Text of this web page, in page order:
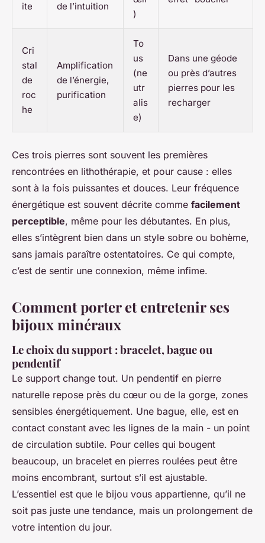
ite
de l’intuition
)
Cri
stal
de
roc
he
Amplification
de l’énergie,
purification
To
us
(ne
utr
alis
e)
Dans une géode
ou près d’autres
pierres pour les
recharger
Ces trois pierres sont souvent les premières
rencontrées en lithothérapie, et pour cause : elles
sont à la fois puissantes et douces. Leur fréquence
énergétique est souvent décrite comme facilement
perceptible, même pour les débutantes. En plus,
elles s’intègrent bien dans un style sobre ou bohème,
sans jamais paraître ostentatoires. Ce qui compte,
c’est de sentir une connexion, même infime.
Comment porter et entretenir ses
bijoux minéraux
Le choix du support : bracelet, bague ou
pendentif
Le support change tout. Un pendentif en pierre
naturelle repose près du cœur ou de la gorge, zones
sensibles énergétiquement. Une bague, elle, est en
contact constant avec les lignes de la main - un point
de circulation subtile. Pour celles qui bougent
beaucoup, un bracelet en pierres roulées peut être
moins encombrant, surtout s’il est ajustable.
L’essentiel est que le bijou vous appartienne, qu’il ne
soit pas juste une tendance, mais un prolongement de
votre intention du jour.